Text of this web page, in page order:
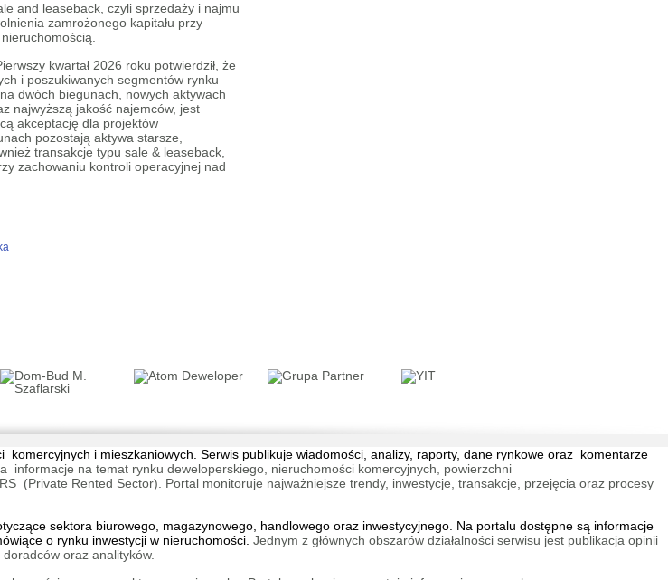
and leaseback, czyli sprzedaży i najmu
zamrożonego kapitału przy
kwartał 2026 roku potwierdził, że
i poszukiwanych segmentów rynku
dwóch biegunach, nowych aktywach
najwyższą jakość najemców, jest
akceptację dla projektów
pozostają aktywa starsze,
transakcje typu sale & leaseback,
zachowaniu kontroli operacyjnej nad
i mieszkaniowych. Serwis publikuje wiadomości, analizy, raporty, dane rynkowe oraz komentarze
informacje na temat rynku deweloperskiego, nieruchomości komercyjnych, powierzchni
(Private Rented Sector). Portal monitoruje najważniejsze trendy, inwestycje, transakcje, przejęcia oraz procesy
sektora biurowego, magazynowego, handlowego oraz inwestycyjnego. Na portalu dostępne są informacje
o rynku inwestycji w nieruchomości. Jednym z głównych obszarów działalności serwisu jest publikacja opinii
oraz analityków.